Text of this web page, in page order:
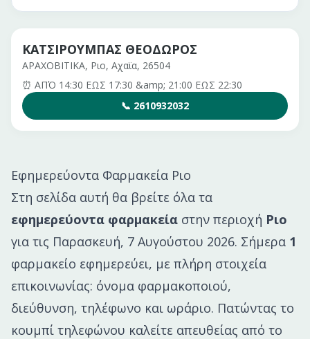
ΚΑΤΣΙΡΟΥΜΠΑΣ ΘΕΟΔΩΡΟΣ
ΑΡΑΧΟΒΙΤΙΚΑ, Ριο, Αχαϊα, 26504
⏰ ΑΠΌ 14:30 ΕΩΣ 17:30 &amp; 21:00 ΕΩΣ 22:30
📞 2610932032
Εφημερεύοντα Φαρμακεία Ριο
Στη σελίδα αυτή θα βρείτε όλα τα
εφημερεύοντα φαρμακεία στην περιοχή Ριο
για τις Παρασκευή, 7 Αυγούστου 2026. Σήμερα 1
φαρμακείο εφημερεύει, με πλήρη στοιχεία
επικοινωνίας: όνομα φαρμακοποιού,
διεύθυνση, τηλέφωνο και ωράριο. Πατώντας το
κουμπί τηλεφώνου καλείτε απευθείας από το